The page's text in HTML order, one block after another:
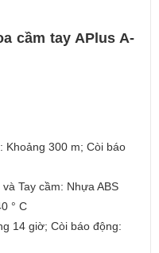
cầm tay APlus A-
Khoảng 300 m; Còi báo
Tay cầm: Nhựa ABS
° C
14 giờ; Còi báo động: